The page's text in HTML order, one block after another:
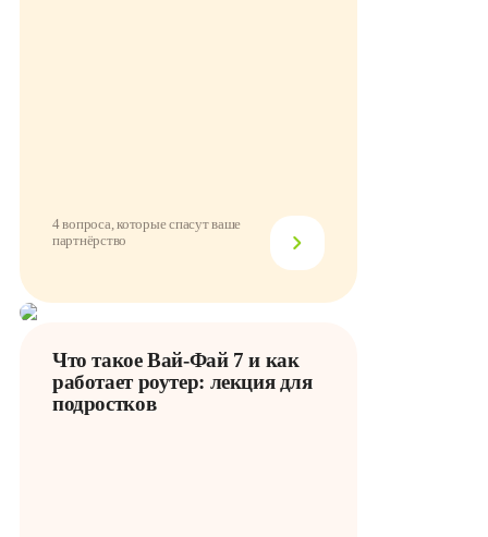
4 вопроса, которые спасут ваше
партнёрство
Что такое Вай-Фай 7 и как
работает роутер: лекция для
подростков